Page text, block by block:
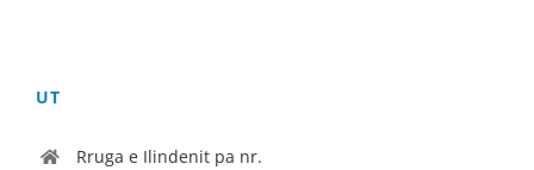
UT
Rruga e Ilindenit pa nr.